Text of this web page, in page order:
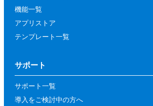
機能一覧
アプリストア
テンプレート一覧
サポート
サポート一覧
導入をご検討中の方へ